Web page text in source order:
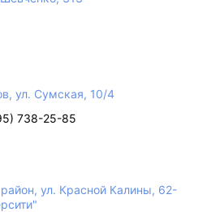
ул. Сумская, 10/4
738-25-85
ул. Красной Калины, 62-